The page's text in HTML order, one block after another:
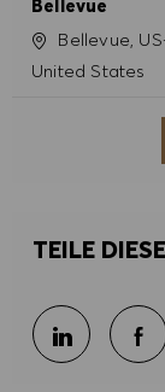
Bellevue
Ort Bellevue,
United States
TEILE
Über